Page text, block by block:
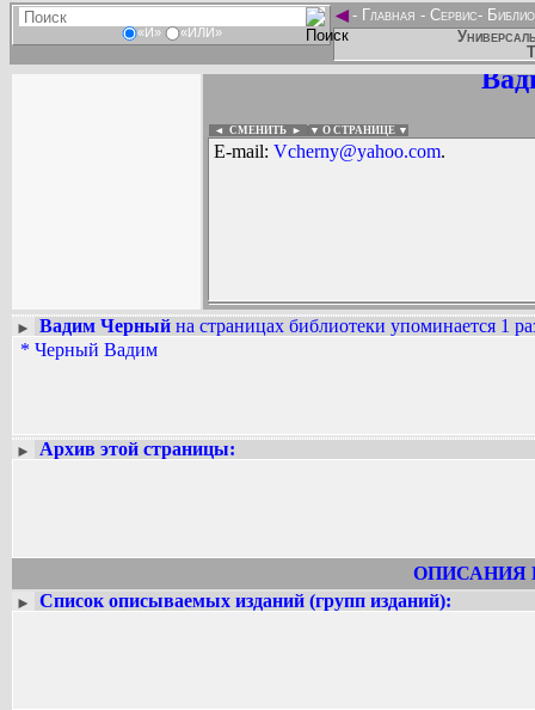
«И» «ИЛИ»
◄- Главная - Сервис-
◄ СМЕНИТЬ ► ▼ О СТРАНИЦЕ ▼
E-mail: Vcherny@yahoo.com.
► Вадим Черный на страницах библиотеки упоминается 1
* Черный Вадим
► Архив этой страницы:
ОПИСАНИЯ
► Список описываемых изданий (групп изданий):